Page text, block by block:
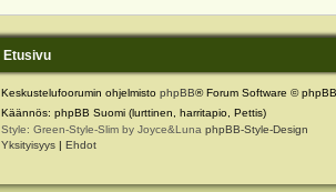
Etusivu
Keskustelufoorumin ohjelmisto phpBB® Forum Software ©
Käännös: phpBB Suomi (lurttinen, harritapio, Pettis)
Style: Green-Style-Slim by Joyce&Luna phpBB-Style-Design
Yksityisyys | Ehdot